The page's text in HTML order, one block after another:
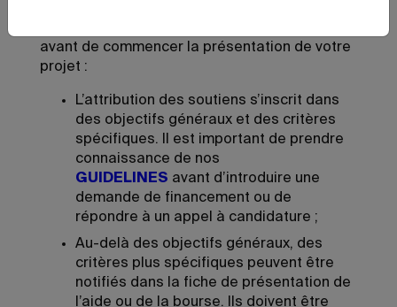
avant de commencer la présentation de votre
projet :
L’attribution des soutiens s’inscrit dans
des objectifs généraux et des critères
spécifiques. Il est important de prendre
connaissance de nos
GUIDELINES avant d’introduire une
demande de financement ou de
répondre à un appel à candidature ;
Au-delà des objectifs généraux, des
critères plus spécifiques peuvent être
notifiés dans la fiche de présentation de
l’aide ou de la bourse. Ils doivent être